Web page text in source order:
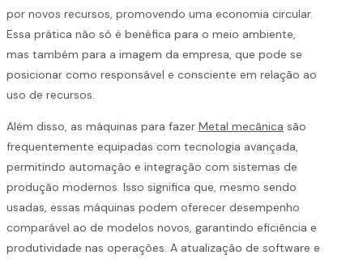
por novos recursos, promovendo uma economia circular.
Essa prática não só é benéfica para o meio ambiente,
mas também para a imagem da empresa, que pode se
posicionar como responsável e consciente em relação ao
uso de recursos.
Além disso, as máquinas para fazer Metal mecânica são
frequentemente equipadas com tecnologia avançada,
permitindo automação e integração com sistemas de
produção modernos. Isso significa que, mesmo sendo
usadas, essas máquinas podem oferecer desempenho
comparável ao de modelos novos, garantindo eficiência e
produtividade nas operações. A atualização de software e